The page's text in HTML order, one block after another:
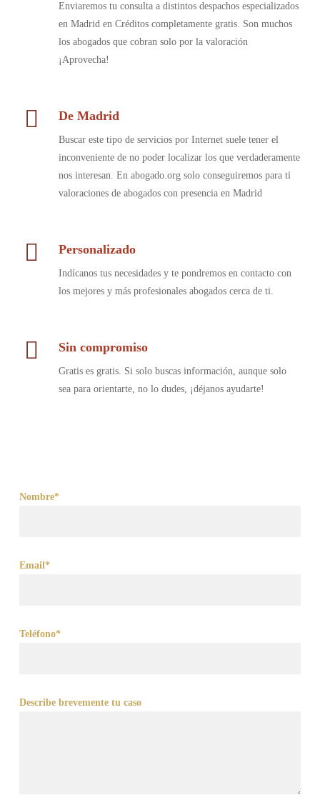
Enviaremos tu consulta a distintos despachos especializados
en Madrid en Créditos completamente gratis. Son muchos
los abogados que cobran solo por la valoración
¡Aprovecha!
De Madrid
Buscar este tipo de servicios por Internet suele tener el
inconveniente de no poder localizar los que verdaderamente
nos interesan. En abogado.org solo conseguiremos para ti
valoraciones de abogados con presencia en Madrid
Personalizado
Indícanos tus necesidades y te pondremos en contacto con
los mejores y más profesionales abogados cerca de ti.
Sin compromiso
Gratis es gratis. Si solo buscas información, aunque solo
sea para orientarte, no lo dudes, ¡déjanos ayudarte!
Nombre*
Email*
Teléfono*
Describe brevemente tu caso